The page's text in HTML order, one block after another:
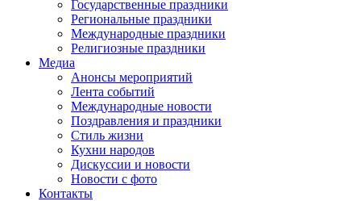
Государственные праздники
Региональные праздники
Международные праздники
Религиозные праздники
Медиа
Анонсы мероприятий
Лента событий
Международные новости
Поздравления и праздники
Cтиль жизни
Кухни народов
Дискуссии и новости
Новости с фото
Контакты